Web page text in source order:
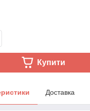
Купити
Доставка